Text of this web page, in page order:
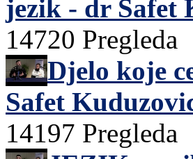
jezik - dr Safet
14720 Pregleda
Djelo koje
Safet
14197 Pregleda